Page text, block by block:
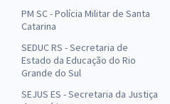
PM SC - Polícia Militar de Santa
Catarina
SEDUC RS - Secretaria de
Estado da Educação do Rio
Grande do Sul
SEJUS ES - Secretaria da Justiça